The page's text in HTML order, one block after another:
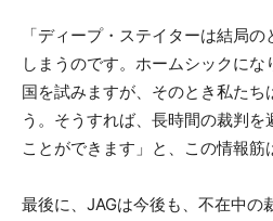
「ディープ・ステイターは結局
しまうのです。ホームシックに
国を試みますが、そのとき私たち
う。そうすれば、長時間の裁判
ことができます」と、この情報筋
最後に、JAGは今後も、不在中の